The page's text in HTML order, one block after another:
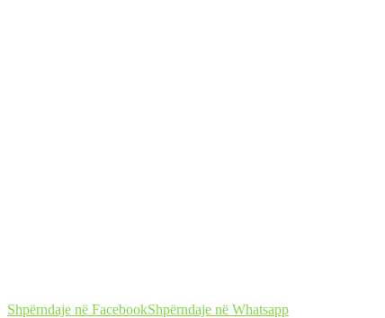
Shpërndaje në FacebookShpërndaje në Whatsapp